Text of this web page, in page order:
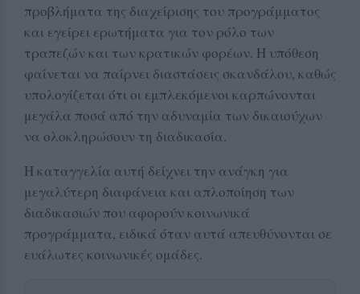
προβλήματα της διαχείρισης του προγράμματος
και εγείρει ερωτήματα για τον ρόλο των
τραπεζών και των κρατικών φορέων. Η υπόθεση
φαίνεται να παίρνει διαστάσεις σκανδάλου, καθώς
υπολογίζεται ότι οι εμπλεκόμενοι καρπώνονται
μεγάλα ποσά από την αδυναμία των δικαιούχων
να ολοκληρώσουν τη διαδικασία.
Η καταγγελία αυτή δείχνει την ανάγκη για
μεγαλύτερη διαφάνεια και απλοποίηση των
διαδικασιών που αφορούν κοινωνικά
προγράμματα, ειδικά όταν αυτά απευθύνονται σε
ευάλωτες κοινωνικές ομάδες.